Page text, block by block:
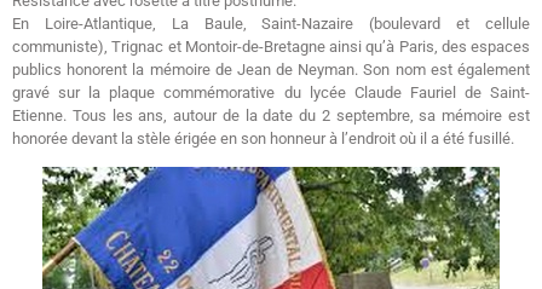
En Loire-Atlantique, La Baule, Saint-Nazaire (boulevard et cellule
communiste), Trignac et Montoir-de-Bretagne ainsi qu’à Paris, des espaces
publics honorent la mémoire de Jean de Neyman. Son nom est également
gravé sur la plaque commémorative du lycée Claude Fauriel de Saint-
Etienne. Tous les ans, autour de la date du 2 septembre, sa mémoire est
honorée devant la stèle érigée en son honneur à l’endroit où il a été fusillé.